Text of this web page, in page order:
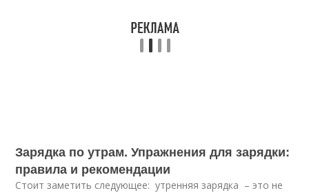
Зарядка по утрам. Упражнения для зарядки:
правила и рекомендации
Стоит заметить следующее: утренняя зарядка – это не